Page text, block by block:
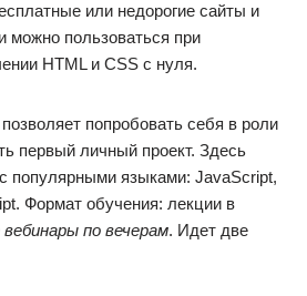
или недорогие сайты и
можно пользоваться при
HTML и CSS с нуля.
попробовать себя в роли
первый личный проект. Здесь
популярными языками: JavaScript,
Формат обучения: лекции в
по вечерам. Идет две